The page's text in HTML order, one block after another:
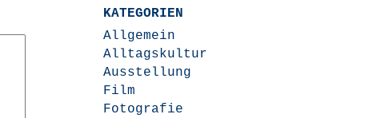
KATEGORIEN
Allgemein
Alltagskultur
Ausstellung
Film
Fotografie